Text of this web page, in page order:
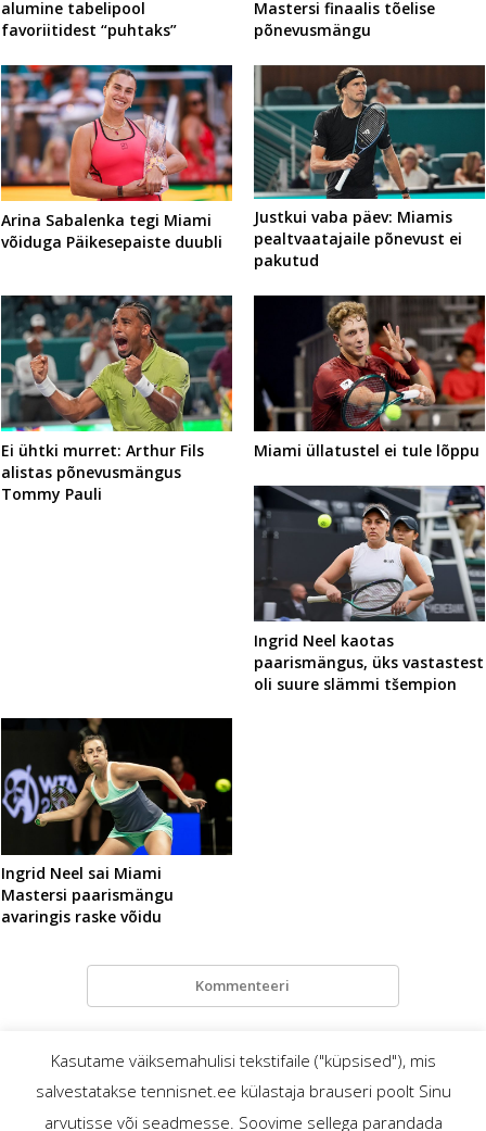
alumine tabelipool
favoriitidest “puhtaks”
Mastersi finaalis tõelise
põnevusmängu
Arina Sabalenka tegi Miami
võiduga Päikesepaiste duubli
Justkui vaba päev: Miamis
pealtvaatajaile põnevust ei
pakutud
Ei ühtki murret: Arthur Fils
alistas põnevusmängus
Tommy Pauli
Miami üllatustel ei tule lõppu
Ingrid Neel kaotas
paarismängus, üks vastastest
oli suure slämmi tšempion
Ingrid Neel sai Miami
Mastersi paarismängu
avaringis raske võidu
Kommenteeri
TennisNet.ee – mis? miks? ja kellele?
Reklaam
© tennisnet.ee
Kasutame väiksemahulisi tekstifaile ("küpsised"), mis
salvestatakse tennisnet.ee külastaja brauseri poolt Sinu
arvutisse või seadmesse. Soovime sellega parandada